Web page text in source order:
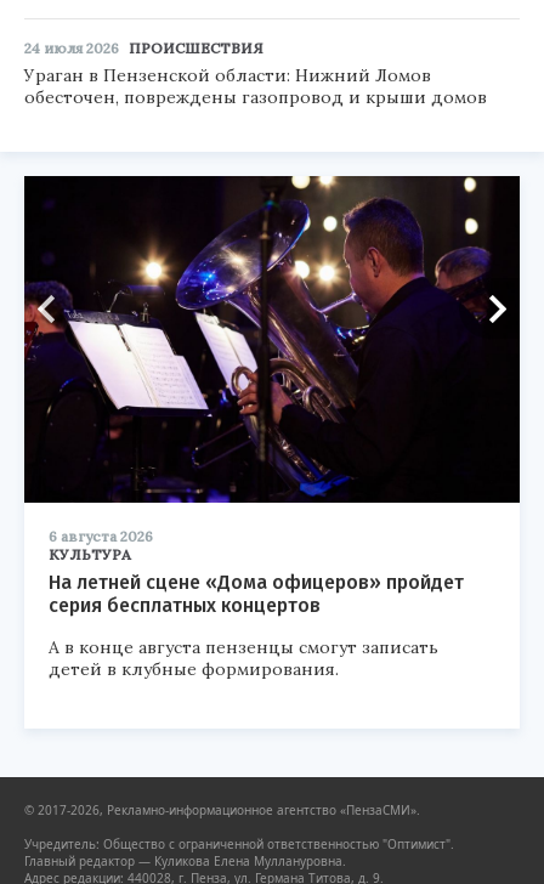
24 июля 2026 ПРОИСШЕСТВИЯ
Ураган в Пензенской области: Нижний Ломов
обесточен, повреждены газопровод и крыши домов
6 августа 2026
КУЛЬТУРА
На летней сцене «Дома офицеров» пройдет
серия бесплатных концертов
А в конце августа пензенцы смогут записать
детей в клубные формирования.
© 2017-2026, Рекламно-информационное агентство «ПензаСМИ».
Учредитель: Общество с ограниченной ответственностью "Оптимист".
Главный редактор — Куликова Елена Муллануровна.
Адрес редакции: 440028, г. Пенза, ул. Германа Титова, д. 9.